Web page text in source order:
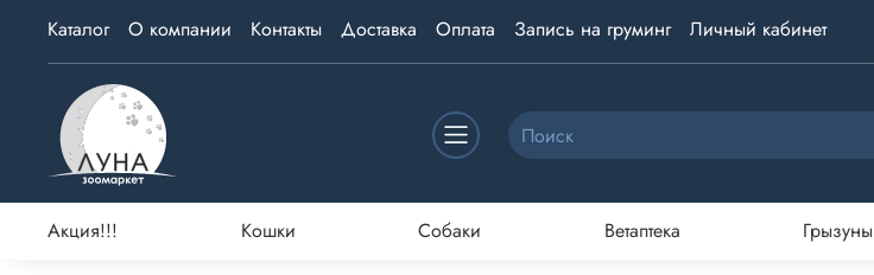
Каталог О компании Контакты Доставка Оплата Запись на груминг Личный кабинет
Акция!!! Кошки Собаки Ветаптека Грызуны